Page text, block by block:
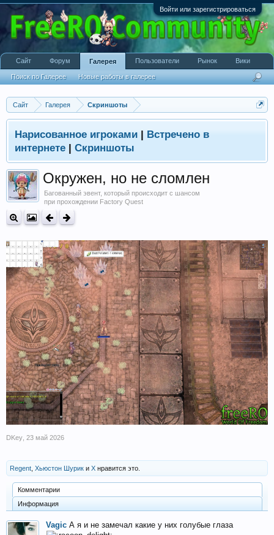
Войти или зарегистрироваться
Сайт Галерея Скриншоты
Нарисованное игроками | Встречено в
интернете | Скриншоты
Окружен, но не сломлен
Багованный эвент, который происходит с шансом
при прохождении Factory Quest
DKey 23 май 2026
Regent Хьюстон Шурик и X нравится это.
Комментарии
Информация
Vagic А я и не замечал какие у них голубые глаза
Сайт Форум Галерея
Поиск по Галерее Новые работы в галерее
Пользователи Рынок Вики